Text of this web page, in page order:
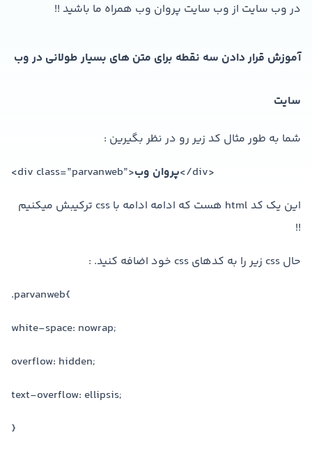
در وب سایت از وب سایت پروان وب همراه ما باشید !!
آموزش قرار دادن سه نقطه برای متن های بسیار طولانی در وب
سایت
شما به طور مثال کد زیر رو در نظر بگیرین :
<div class=”parvanweb”>پروان وب</div>
این یک کد html هست که ادامه ادامه با css ترکیبش میکنیم
!!
حال css زیر را به کدهای css خود اضافه کنید. :
.parvanweb{
white-space: nowrap;
overflow: hidden;
text-overflow: ellipsis;
}